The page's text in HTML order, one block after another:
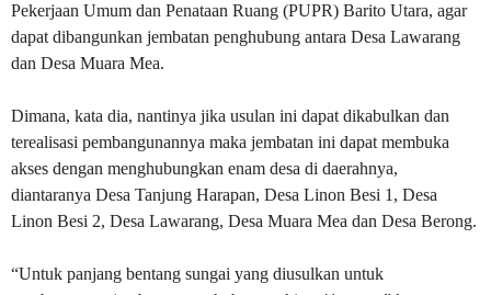
Pekerjaan Umum dan Penataan Ruang (PUPR) Barito Utara, agar
dapat dibangunkan jembatan penghubung antara Desa Lawarang
dan Desa Muara Mea.
Dimana, kata dia, nantinya jika usulan ini dapat dikabulkan dan
terealisasi pembangunannya maka jembatan ini dapat membuka
akses dengan menghubungkan enam desa di daerahnya,
diantaranya Desa Tanjung Harapan, Desa Linon Besi 1, Desa
Linon Besi 2, Desa Lawarang, Desa Muara Mea dan Desa Berong.
“Untuk panjang bentang sungai yang diusulkan untuk